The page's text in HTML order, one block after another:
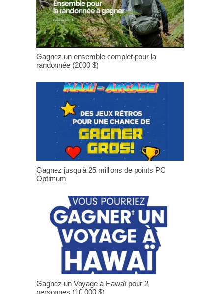
Gagnez un ensemble complet pour la
randonnée (2000 $)
Gagnez jusqu’à 25 millions de points PC
Optimum
Gagnez un Voyage à Hawaï pour 2
personnes (10 000 $)